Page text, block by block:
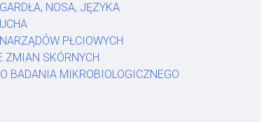
NOSA, JĘZYKA
PŁCIOWYCH
ZMIAN SKÓRNYCH
BADANIA MIKROBIOLOGICZNEGO